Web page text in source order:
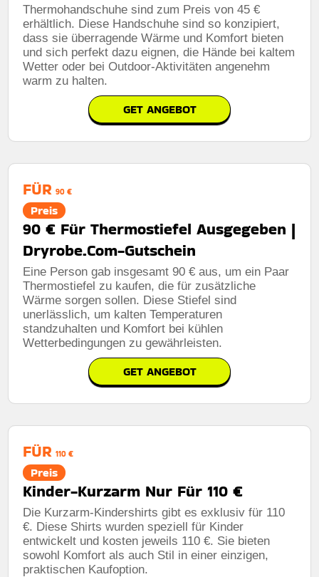
Thermohandschuhe sind zum Preis von 45 €
erhältlich. Diese Handschuhe sind so konzipiert,
dass sie überragende Wärme und Komfort bieten
und sich perfekt dazu eignen, die Hände bei kaltem
Wetter oder bei Outdoor-Aktivitäten angenehm
warm zu halten.
GET ANGEBOT
FÜR 90 €
Preis
90 € Für Thermostiefel Ausgegeben |
Dryrobe.Com-Gutschein
Eine Person gab insgesamt 90 € aus, um ein Paar
Thermostiefel zu kaufen, die für zusätzliche
Wärme sorgen sollen. Diese Stiefel sind
unerlässlich, um kalten Temperaturen
standzuhalten und Komfort bei kühlen
Wetterbedingungen zu gewährleisten.
GET ANGEBOT
FÜR 110 €
Preis
Kinder-Kurzarm Nur Für 110 €
Die Kurzarm-Kindershirts gibt es exklusiv für 110
€. Diese Shirts wurden speziell für Kinder
entwickelt und kosten jeweils 110 €. Sie bieten
sowohl Komfort als auch Stil in einer einzigen,
praktischen Kaufoption.